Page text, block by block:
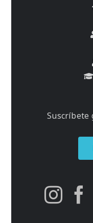
Suscríbete